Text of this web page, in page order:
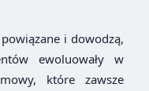
i dowodzą,
ewoluowały w
które zawsze